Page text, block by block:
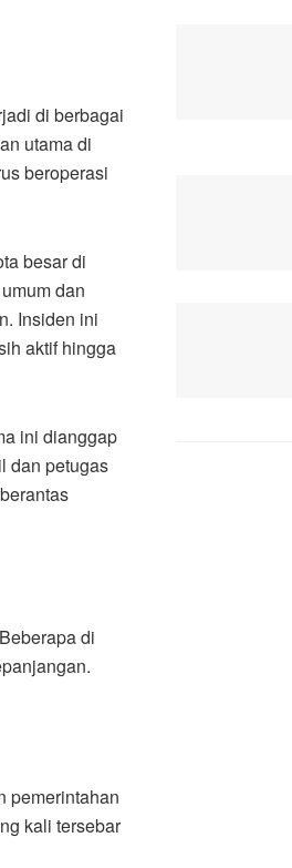
di berbagai
utama di
beroperasi
besar di
dan
Insiden ini
aktif hingga
ini dianggap
dan petugas
di
pemerintahan
kali tersebar